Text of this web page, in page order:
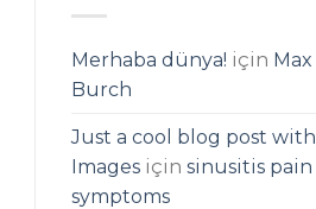
Merhaba dünya! için Max
Burch
Just a cool blog post with
Imagesiçin sinusitis pain
symptoms